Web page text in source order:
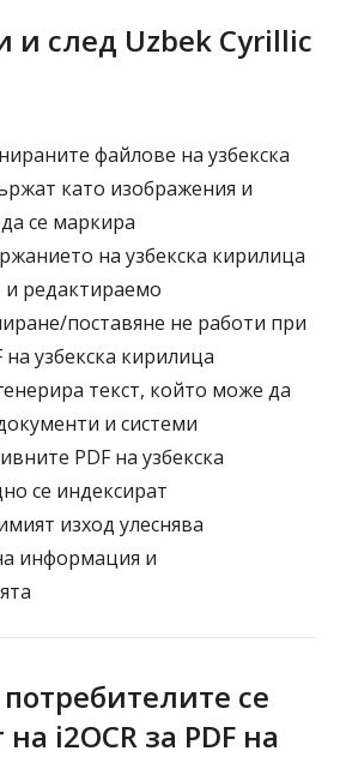
и след Uzbek Cyrillic
файлове на узбекска
като изображения и
се маркира
на узбекска кирилица
и редактираемо
поставяне не работи при
на узбекска кирилица
текст, който може да
и системи
PDF на узбекска
се индексират
изход улеснява
информация и
се
i2OCR за PDF на